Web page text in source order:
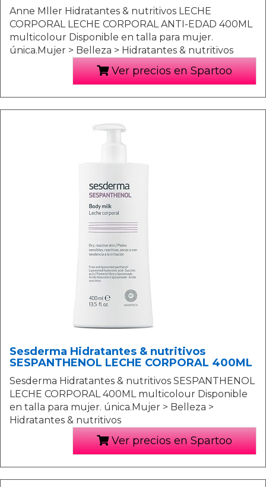
Anne Mller Hidratantes & nutritivos LECHE
CORPORAL LECHE CORPORAL ANTI-EDAD 400ML
multicolour Disponible en talla para mujer.
única.Mujer > Belleza > Hidratantes & nutritivos
Ver precios en Spartoo
Sesderma Hidratantes & nutritivos
SESPANTHENOL LECHE CORPORAL 400ML
Sesderma Hidratantes & nutritivos SESPANTHENOL
LECHE CORPORAL 400ML multicolour Disponible
en talla para mujer. única.Mujer > Belleza >
Hidratantes & nutritivos
Ver precios en Spartoo